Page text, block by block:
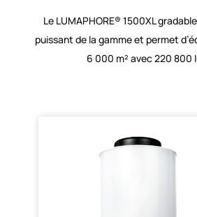
Le LUMAPHORE® 1500XL
puissant de la gamme et permet
6 000 m² avec 220 800